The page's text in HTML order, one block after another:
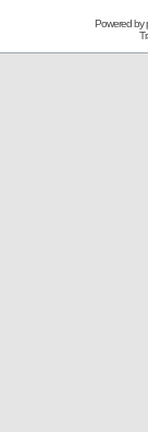
Powered by